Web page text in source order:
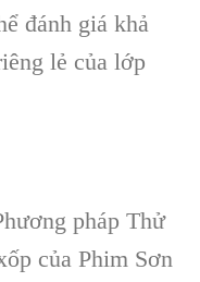
đánh giá khả
lẻ của lớp
pháp Thử
của Phim Sơn